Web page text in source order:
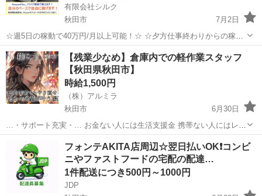
有限会社シルク
秋田市
7月2日
☆週5日の稼動で40万円/月以上可能！☆ ☆夕方仕事終わりからの稼
働、休日の稼動で20万円/月以上可能！☆ ☆雇われない働き方、自由な
スタイルでの働き方を【Amazon Flex】で始めましょう！☆ 個人事業
主とし...
秋田 秋田市 配送 Amazon
【残業少なめ】倉庫内での軽作業スタッフ
【秋田県秋田市】
時給1,500円
（株）アルミラ
秋田市
6月30日
…・サポート充実・… お金ない人には生活支援金 携帯ない人にはレン
タル 住む場所がない方には 即日入寮も相談可能です！ もし、できな
い場合は 宿泊施設代をお渡しします！ ☆…・プ...
フォンテAKITA店周辺☆翌日払いOK❗️コンビ
ニやファストフードの宅配の配達…
1件配送につき500円～1000円
JDP